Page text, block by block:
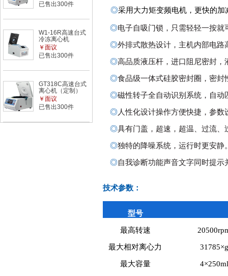
已售出300件
W1-16R高速台式
冷冻离心机
￥面议
已售出300件
GT318C高速台式
离心机（定制）
￥面议
已售出300件
◎采用大力矩变频电机，更快的加
◎电子自吸门锁，只需轻轻一按
◎外排式散热设计，主机内部电
◎高品质液压杆，进口阻尼密封，
◎食品级一体式硅胶密封圈，密封
◎磁性转子全自动识别系统，自
◎人性化设计操作方便快捷，参
◎具有门盖，超速，超温、过流
◎独特的降噪系统，运行时更安静
◎自我诊断功能声音文字同时提
技术参数：
型号
最高转速
最大相对离心力 31785×g
最大容量 4×250ml